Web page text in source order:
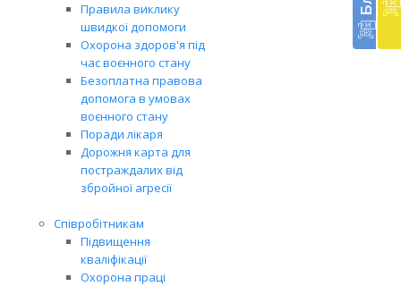
Правила виклику
швидкої допомоги
Охорона здоров'я під
час воєнного стану
Безоплатна правова
допомога в умовах
воєнного стану
Поради лікаря
Дорожня карта для
постраждалих від
збройної агресії
Співробітникам
Підвищення
кваліфікації
Охорона праці